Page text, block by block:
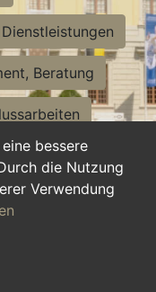
bessere
die Nutzung
Verwendung
Beratung